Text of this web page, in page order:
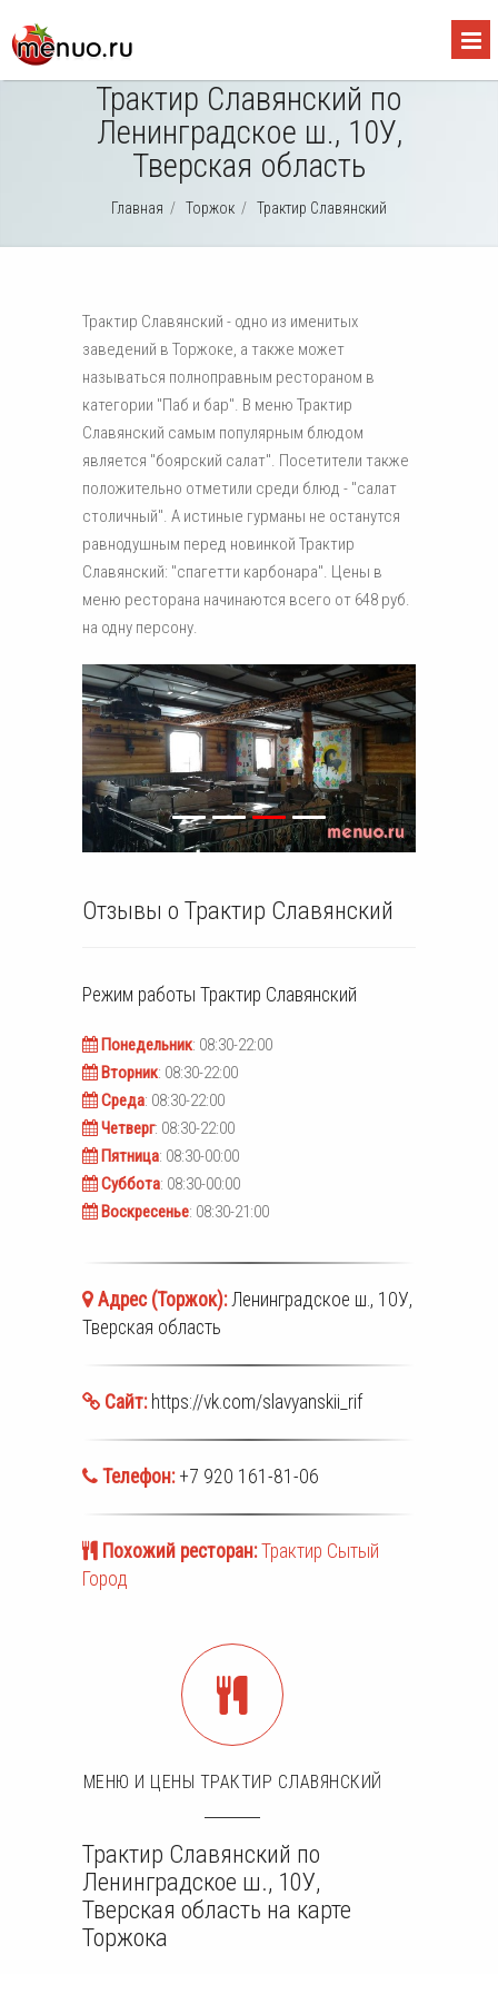
Трактир Славянский по
Ленинградское ш., 10У,
Тверская область
Главная / Торжок / Трактир Славянский
Трактир Славянский - одно из именитых
заведений в Торжоке, а также может
называться полноправным рестораном в
категории "Паб и бар". В меню Трактир
Славянский самым популярным блюдом
является "боярский салат". Посетители также
положительно отметили среди блюд - "салат
столичный". А истиные гурманы не останутся
равнодушным перед новинкой Трактир
Славянский: "спагетти карбонара". Цены в
меню ресторана начинаются всего от 648 руб.
на одну персону.
Отзывы о Трактир Славянский
Режим работы Трактир Славянский
Понедельник: 08:30-22:00
Вторник: 08:30-22:00
Среда: 08:30-22:00
Четверг: 08:30-22:00
Пятница: 08:30-00:00
Суббота: 08:30-00:00
Воскресенье: 08:30-21:00
Адрес (Торжок): Ленинградское ш., 10У,
Тверская область
Сайт:https://vk.com/slavyanskii_rif
Телефон: +7 920 161-81-06
Похожий ресторан: Трактир Сытый
Город
МЕНЮ И ЦЕНЫ ТРАКТИР СЛАВЯНСКИЙ
Трактир Славянский по
Ленинградское ш., 10У,
Тверская область на карте
Торжока